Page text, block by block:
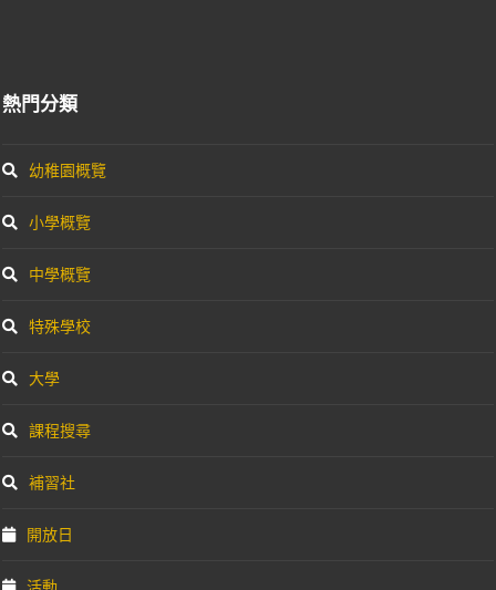
熱門分類
幼稚園概覽
小學概覽
中學概覽
特殊學校
大學
課程搜尋
補習社
開放日
活動